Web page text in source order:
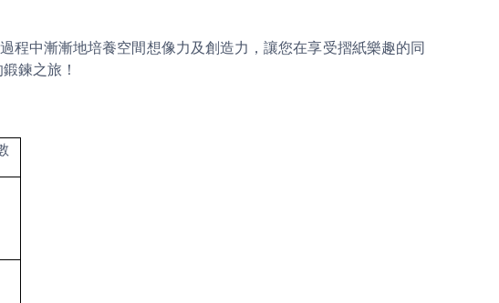
中漸漸地培養空間想像力及創造力，讓您在享受摺紙樂趣的同
鍊之旅！